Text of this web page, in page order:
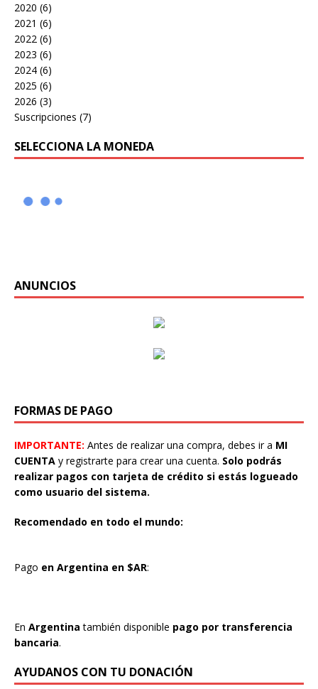
2020 (6)
2021 (6)
2022 (6)
2023 (6)
2024 (6)
2025 (6)
2026 (3)
Suscripciones (7)
SELECCIONA LA MONEDA
ANUNCIOS
FORMAS DE PAGO
IMPORTANTE: Antes de realizar una compra, debes ir a MI
CUENTA y registrarte para crear una cuenta. Solo podrás
realizar pagos con tarjeta de crédito si estás logueado
como usuario del sistema.
Recomendado en todo el mundo:
Pago en Argentina en $AR:
En Argentina también disponible pago por transferencia
bancaria.
AYUDANOS CON TU DONACIÓN